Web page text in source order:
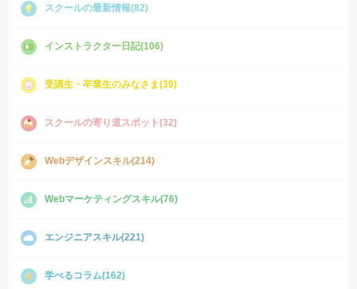
スクールの最新情報(82)
インストラクター日記(106)
受講生・卒業生のみなさま(39)
スクールの寄り道スポット(32)
Webデザインスキル(214)
Webマーケティングスキル(76)
エンジニアスキル(221)
学べるコラム(162)